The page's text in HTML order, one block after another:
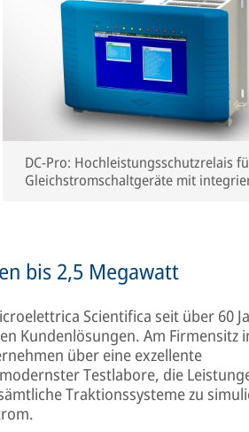
DC-Pro: Hochleistungsschutzrelais
Gleichstromschaltgeräte mit
bis 2,5 Megawatt
Scientifica seit über 60
Kundenlösungen. Am Firmensitz
über eine exzellente
Testlabore, die
Traktionssysteme zu